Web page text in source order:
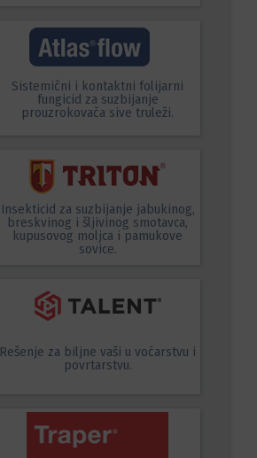
Sistemični i kontaktni folijarni
fungicid za suzbijanje
prouzrokovača sive truleži.
Insekticid za suzbijanje jabukinog,
breskvinog i šljivinog smotavca,
kupusovog moljca i pamukove
sovice.
Rešenje za biljne vaši u voćarstvu i
povrtarstvu.